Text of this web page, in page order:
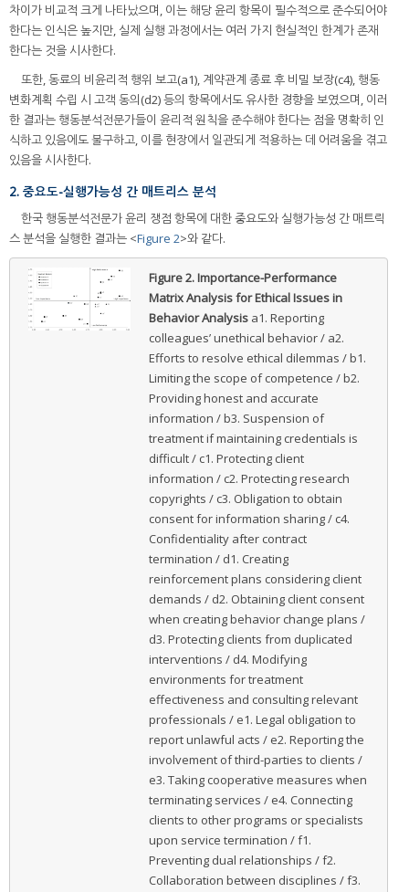
차이가 비교적 크게 나타났으며, 이는 해당 윤리 항목이 필수적으로 준수되어야
한다는 인식은 높지만, 실제 실행 과정에서는 여러 가지 현실적인 한계가 존재
한다는 것을 시사한다.
또한, 동료의 비윤리적 행위 보고(a1), 계약관계 종료 후 비밀 보장(c4), 행동
변화계획 수립 시 고객 동의(d2) 등의 항목에서도 유사한 경향을 보였으며, 이러
한 결과는 행동분석전문가들이 윤리적 원칙을 준수해야 한다는 점을 명확히 인
식하고 있음에도 불구하고, 이를 현장에서 일관되게 적용하는 데 어려움을 겪고
있음을 시사한다.
2. 중요도-실행가능성 간 매트리스 분석
한국 행동분석전문가 윤리 쟁점 항목에 대한 중요도와 실행가능성 간 매트릭
스 분석을 실행한 결과는 <Figure 2>와 같다.
Figure 2.Importance-Performance
Matrix Analysis for Ethical Issues in
Behavior Analysis a1. Reporting
colleagues’ unethical behavior / a2.
Efforts to resolve ethical dilemmas / b1.
Limiting the scope of competence / b2.
Providing honest and accurate
information / b3. Suspension of
treatment if maintaining credentials is
difficult / c1. Protecting client
information / c2. Protecting research
copyrights / c3. Obligation to obtain
consent for information sharing / c4.
Confidentiality after contract
termination / d1. Creating
reinforcement plans considering client
demands / d2. Obtaining client consent
when creating behavior change plans /
d3. Protecting clients from duplicated
interventions / d4. Modifying
environments for treatment
effectiveness and consulting relevant
professionals / e1. Legal obligation to
report unlawful acts / e2. Reporting the
involvement of third-parties to clients /
e3. Taking cooperative measures when
terminating services / e4. Connecting
clients to other programs or specialists
upon service termination / f1.
Preventing dual relationships / f2.
Collaboration between disciplines / f3.